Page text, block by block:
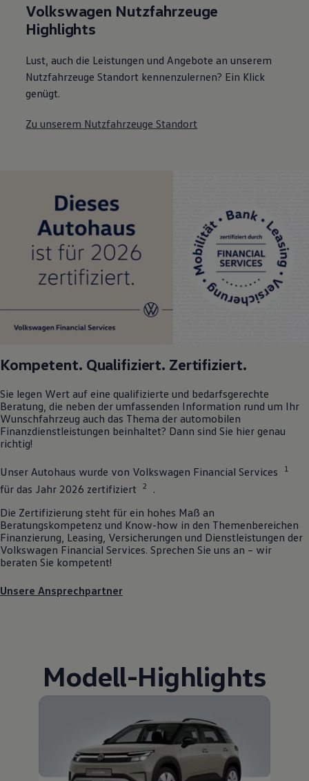
Volkswagen Nutzfahrzeuge
Highlights
Lust, auch die Leistungen und Angebote an unserem
Nutzfahrzeuge Standort kennenzulernen? Ein Klick
genügt.
Zu unserem Nutzfahrzeuge Standort
Kompetent. Qualifiziert. Zertifiziert.
Sie legen Wert auf eine qualifizierte und bedarfsgerechte
Beratung, die neben der umfassenden Information rund um Ihr
Wunschfahrzeug auch das Thema der automobilen
Finanzdienstleistungen beinhaltet? Dann sind Sie hier genau
richtig!
Unser Autohaus wurde von Volkswagen Financial Services 1
für das Jahr 2026 zertifiziert 2
.
Die Zertifizierung steht für ein hohes Maß an
Beratungskompetenz und Know-how in den Themenbereichen
Finanzierung, Leasing, Versicherungen und Dienstleistungen der
Volkswagen Financial Services. Sprechen Sie uns an – wir
beraten Sie kompetent!
Unsere Ansprechpartner
Modell-Highlights